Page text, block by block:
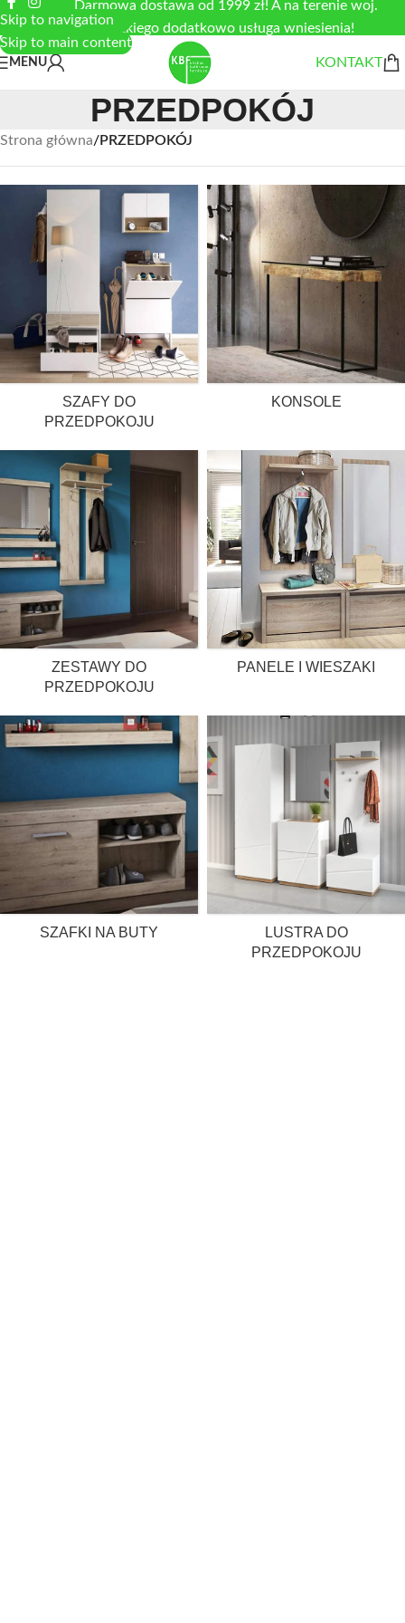
Skip to navigation
Skip to main content
Darmowa dostawa od 1999 zł! A na terenie woj.
łódzkiego dodatkowo usługa wniesienia!
MENU KONTAKT
PRZEDPOKÓJ
Strona główna/PRZEDPOKÓJ
SZAFY DO
PRZEDPOKOJU
KONSOLE
ZESTAWY DO
PRZEDPOKOJU
PANELE I WIESZAKI
SZAFKI NA BUTY
LUSTRA DO
PRZEDPOKOJU